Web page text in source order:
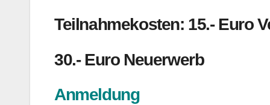
Teilnahmekosten: 15.- Euro
30.- Euro Neuerwerb
Anmeldung